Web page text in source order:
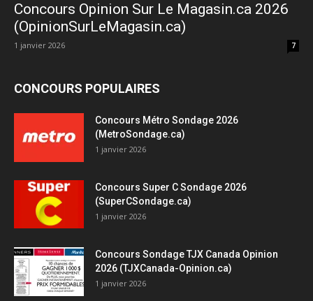
Concours Opinion Sur Le Magasin.ca 2026
(OpinionSurLeMagasin.ca)
1 janvier 2026 7
CONCOURS POPULAIRES
Concours Métro Sondage 2026
(MetroSondage.ca)
1 janvier 2026
Concours Super C Sondage 2026
(SuperCSondage.ca)
1 janvier 2026
Concours Sondage TJX Canada Opinion
2026 (TJXCanada-Opinion.ca)
1 janvier 2026